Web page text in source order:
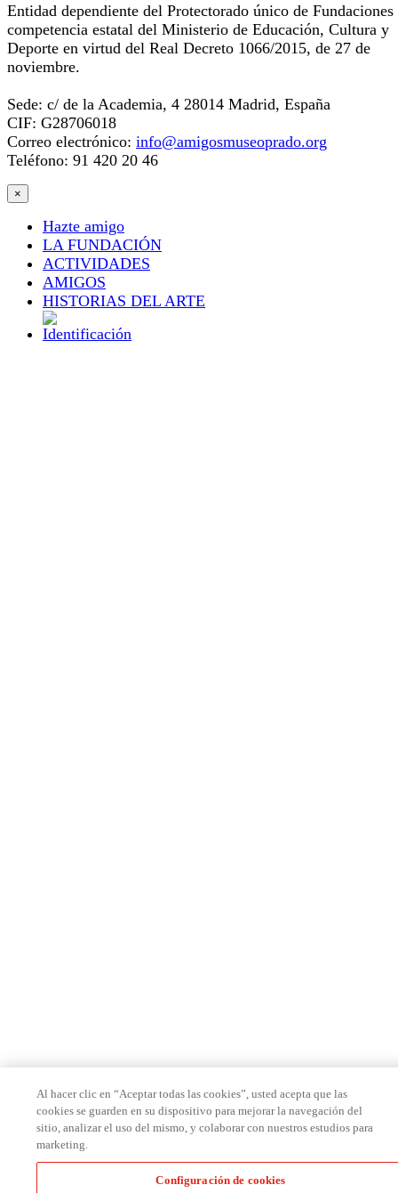
Entidad dependiente del Protectorado único de Fundaciones
competencia estatal del Ministerio de Educación, Cultura y
Deporte en virtud del Real Decreto 1066/2015, de 27 de
noviembre.
Sede: c/ de la Academia, 4 28014 Madrid, España
CIF: G28706018
Correo electrónico: info@amigosmuseoprado.org
Teléfono: 91 420 20 46
×
Hazte amigo
LA FUNDACIÓN
ACTIVIDADES
AMIGOS
HISTORIAS DEL ARTE
Al hacer clic en “Aceptar todas las cookies”, usted acepta que las
cookies se guarden en su dispositivo para mejorar la navegación del
sitio, analizar el uso del mismo, y colaborar con nuestros estudios para
marketing.
Configuración de cookies